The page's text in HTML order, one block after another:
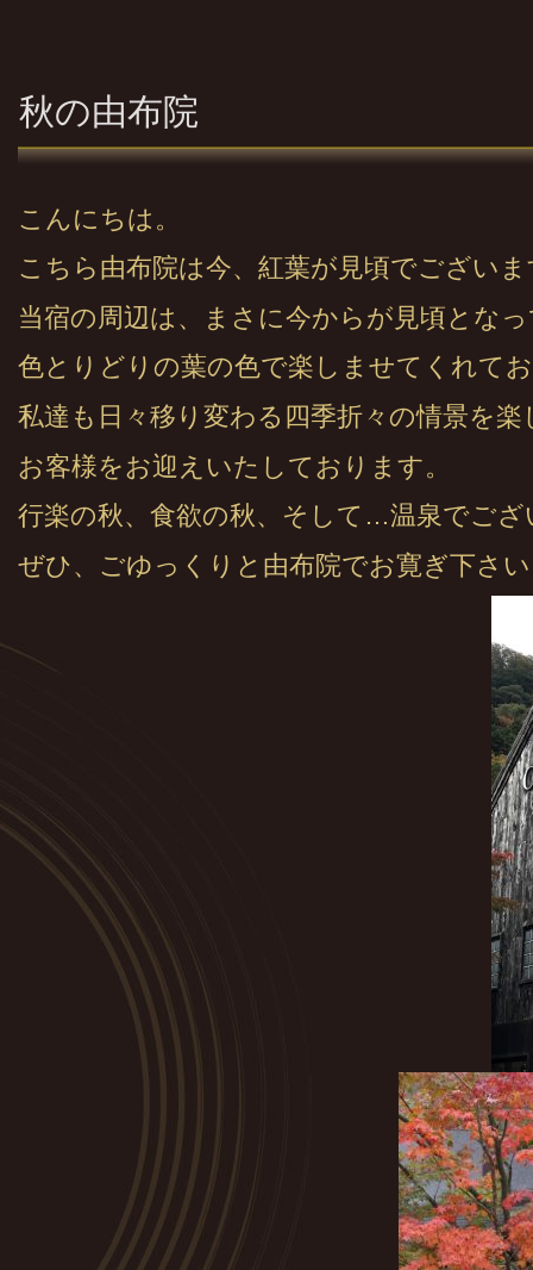
秋の由布院
こんにちは。
こちら由布院は今、紅葉が見頃でござい
当宿の周辺は、まさに今からが見頃とな
色とりどりの葉の色で楽しませてくれて
私達も日々移り変わる四季折々の情景を
お客様をお迎えいたしております。
行楽の秋、食欲の秋、そして…温泉でござ
ぜひ、ごゆっくりと由布院でお寛ぎ下さ